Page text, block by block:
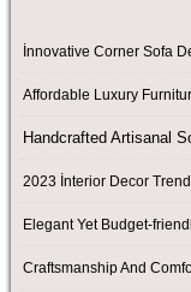
İnnovative Corner Sofa
Affordable Luxury
Handcrafted Artisanal
2023 İnterior Decor
Elegant Yet Budget-
Craftsmanship And